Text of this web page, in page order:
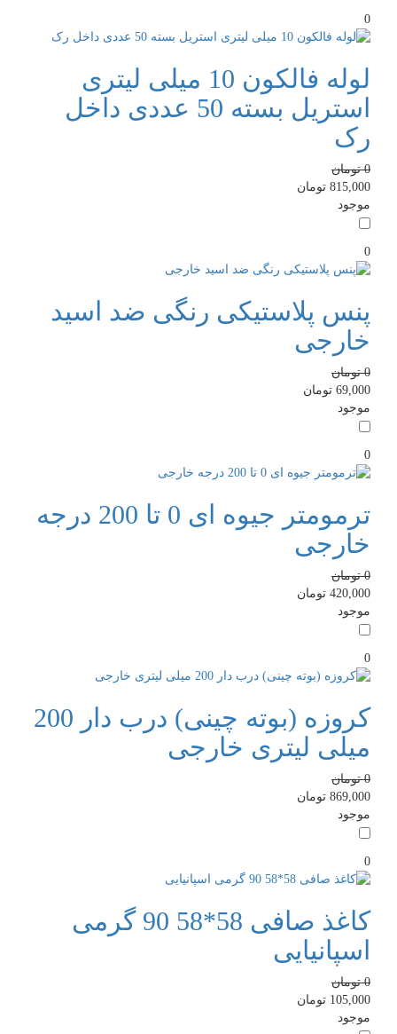
0
لوله فالکون 10 میلی لیتری
استریل بسته 50 عددی داخل
رک
0 تومان
815,000 تومان
موجود
0
پنس پلاستیکی رنگی ضد اسید
خارجی
0 تومان
69,000 تومان
موجود
0
ترمومتر جیوه ای 0 تا 200 درجه
خارجی
0 تومان
420,000 تومان
موجود
0
کروزه (بوته چینی) درب دار 200
میلی لیتری خارجی
0 تومان
869,000 تومان
موجود
0
کاغذ صافی 58*58 90 گرمی
اسپانیایی
0 تومان
105,000 تومان
موجود